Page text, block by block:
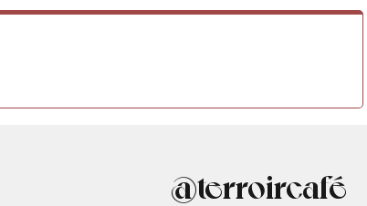
@terroircafé